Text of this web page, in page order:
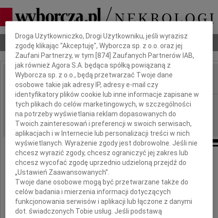
Nekrologi Odeszli Poradnik pogrzebowy
IMIĘ I NAZWISKO:
REGION: Warszawa
DATA EMISJI: 25.09.2009
Od 20 lat nie żyje moja Mama
Lucyna Wołyńczyk
Od 33 lat - mój Tata
Dbamy o Twoją prywatność
Droga Użytkowniczko, Drogi Użytkowniku, jeśli wyrazisz
zgodę klikając "Akceptuję", Wyborcza sp. z o.o. oraz jej
Zaufani Partnerzy, w tym [874 ] Zaufanych Partnerów IAB,
jak również Agora S.A. będąca spółką powiązaną z
Wyborcza sp. z o.o., będą przetwarzać Twoje dane
osobowe takie jak adresy IP, adresy e-mail czy
identyfikatory plików cookie lub inne informacje zapisane w
tych plikach do celów marketingowych, w szczególności
na potrzeby wyświetlania reklam dopasowanych do
Twoich zainteresowań i preferencji w swoich serwisach,
aplikacjach i w Internecie lub personalizacji treści w nich
wyświetlanych. Wyrażenie zgody jest dobrowolne. Jeśli nie
chcesz wyrazić zgody, chcesz ograniczyć jej zakres lub
chcesz wycofać zgodę uprzednio udzieloną przejdź do
„Ustawień Zaawansowanych”.
Twoje dane osobowe mogą być przetwarzane także do
celów badania i mierzenia informacji dotyczących
funkcjonowania serwisów i aplikacji lub łączone z danymi
dot. świadczonych Tobie usług. Jeśli podstawą